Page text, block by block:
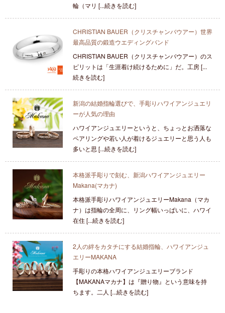
輪（マリ [...続きを読む]
CHRISTIAN BAUER（クリスチャンバウアー）世界
最高品質の鍛造ウエディングバンド
CHRISTIAN BAUER（クリスチャンバウアー）のス
ピリットは「生涯着け続けるために」だ。工房 [...
続きを読む]
新潟の結婚指輪選びで、手彫りハワイアンジュエリ
ーが人気の理由
ハワイアンジュエリーというと、ちょっとお洒落な
ペアリングや若い人が着けるジュエリーと思う人も
多いと思 [...続きを読む]
本格派手彫りで刻む、新潟ハワイアンジュエリー
Makana(マカナ)
本格派手彫りハワイアンジュエリーMakana（マカ
ナ）は指輪の全周に、リング幅いっぱいに、ハワイ
在住 [...続きを読む]
2人の絆をカタチにする結婚指輪、ハワイアンジュ
エリーMAKANA
手彫りの本格ハワイアンジュエリーブランド
【MAKANAマカナ】は『贈り物』という意味を持
ちます。二人 [...続きを読む]